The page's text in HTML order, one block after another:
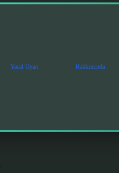
Yasal Uyarı Hakkımızda